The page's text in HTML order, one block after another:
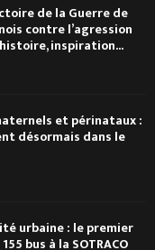
de la Guerre de
contre l’agression
inspiration...
et périnataux :
désormais dans le
urbaine : le premier
bus à la SOTRACO